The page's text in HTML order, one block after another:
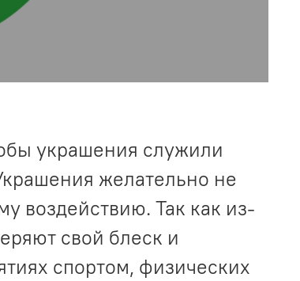
украшения служили
желательно не
воздействию. Так как из-
свой блеск и
спортом, физических